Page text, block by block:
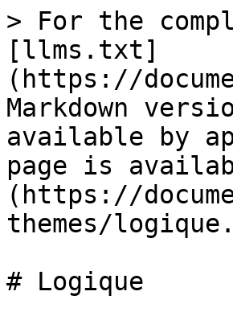
> For the
[llms.txt]
(https://
Markdown
available by
page is
(https://
themes/
# Logique